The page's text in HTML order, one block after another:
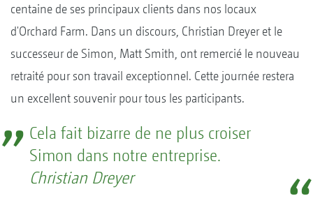
centaine de ses principaux clients dans nos locaux
d'Orchard Farm. Dans un discours, Christian Dreyer et le
successeur de Simon, Matt Smith, ont remercié le nouveau
retraité pour son travail exceptionnel. Cette journée restera
un excellent souvenir pour tous les participants.
Cela fait bizarre de ne plus croiser
Simon dans notre entreprise.
Christian Dreyer